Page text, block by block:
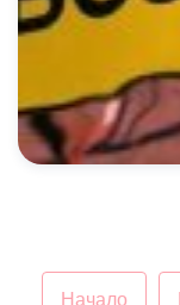
Начало